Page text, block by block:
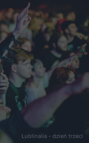
Lublinalia - dzień trzeci